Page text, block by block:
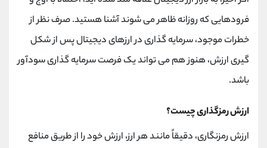
فرودهایی که روزانه ظاهر می شوند آشنا هستید. صرف نظر از
خطرات موجود، سرمایه گذاری در ارزهای دیجیتال پس از شکل
گیری ارزش، هنوز هم می تواند یک فرصت سرمایه گذاری سودآور
باشد.
ارزش رمزگذاری چیست؟
ارزش رمزنگاری، دقیقاً مانند هر ارز، ارزش خود را از طریق منافع